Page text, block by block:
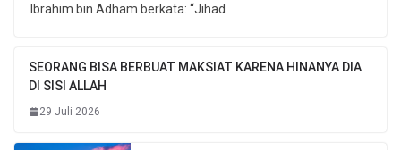
Ibrahim bin Adham berkata: “Jihad
SEORANG BISA BERBUAT MAKSIAT KARENA HINANYA DIA
DI SISI ALLAH
29 Juli 2026